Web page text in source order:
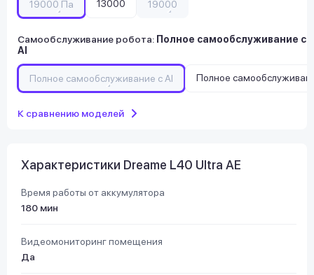
19000 Па 13000 19000
Самообслуживание робота: Полное самообслуживание с
AI
Полное самообслуживание с AI Полное
К сравнению моделей
Характеристики Dreame L40 Ultra AE
Время работы от аккумулятора
180 мин
Видеомониторинг помещения
Да